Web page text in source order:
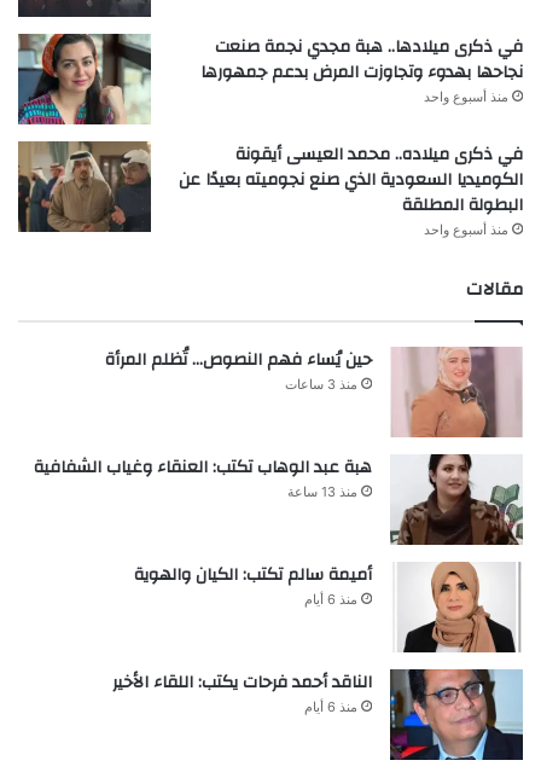
في ذكرى ميلادها.. هبة مجدي نجمة صنعت
نجاحها بهدوء وتجاوزت المرض بدعم جمهورها
منذ أسبوع واحد
في ذكرى ميلاده.. محمد العيسى أيقونة
الكوميديا السعودية الذي صنع نجوميته بعيدًا عن
البطولة المطلقة
منذ أسبوع واحد
مقالات
حين يُساء فهم النصوص… تُظلم المرأة
منذ 3 ساعات
هبة عبد الوهاب تكتب: العنقاء وغياب الشفافية
منذ 13 ساعة
أميمة سالم تكتب: الكيان والهوية
منذ 6 أيام
الناقد أحمد فرحات يكتب: اللقاء الأخير
منذ 6 أيام